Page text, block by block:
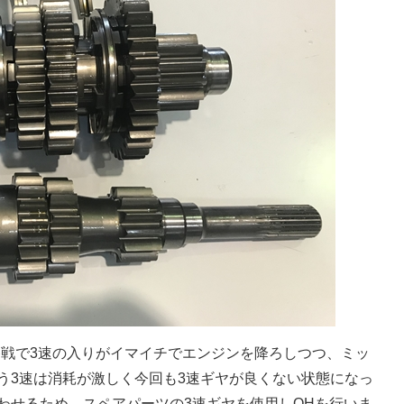
で3速の入りがイマイチでエンジンを降ろしつつ、ミッ
3速は消耗が激しく今回も3速ギヤが良くない状態になっ